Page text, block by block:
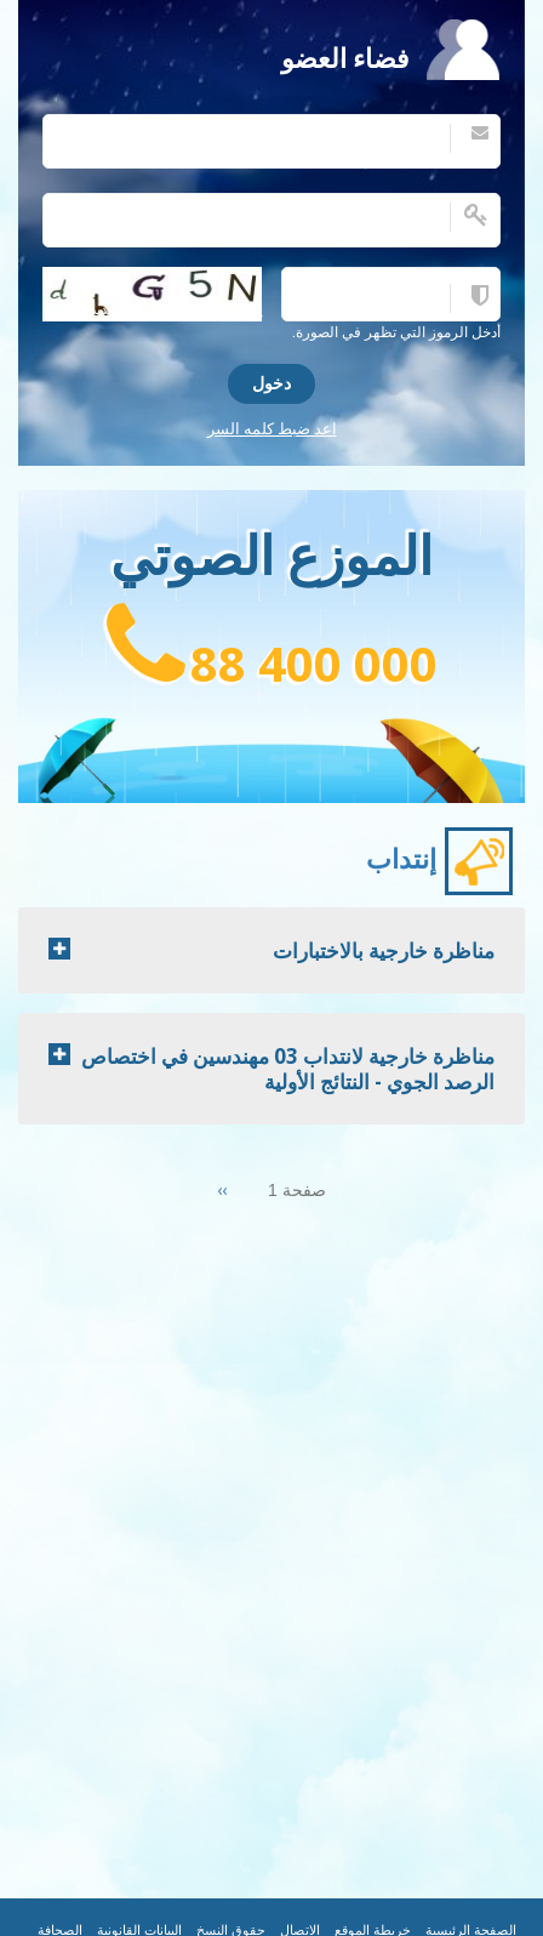
فضاء العضو
أدخل الرموز التي تظهر في الصورة.
احصل على كلمة التحقق جديدة!
اعد ضبط كلمه السر
الموزع الصوتي
88 400 000
إنتداب
مناظرة خارجية بالاختبارات
مناظرة خارجية لانتداب 03 مهندسين في اختصاص
الرصد الجوي - النتائج الأولية
صفحة 1 Next
››
الصفحة الرئيسية خريطة الموقع الاتصال حقوق النسخ البيانات القانونية الصحافة